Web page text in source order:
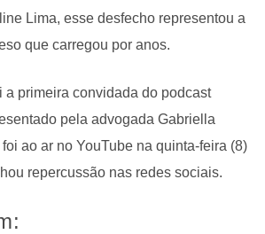
Lima, esse desfecho representou a
que carregou por anos.
a primeira convidada do podcast
pela advogada Gabriella
ao ar no YouTube na quinta-feira (8)
repercussão nas redes sociais.